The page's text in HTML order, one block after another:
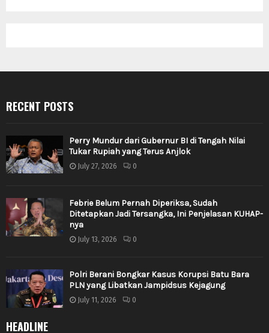
RECENT POSTS
Perry Mundur dari Gubernur BI di Tengah Nilai
Tukar Rupiah yang Terus Anjlok
July 27, 2026 0
Febrie Belum Pernah Diperiksa, Sudah
Ditetapkan Jadi Tersangka, Ini Penjelasan KUHAP-
nya
July 13, 2026 0
Polri Berani Bongkar Kasus Korupsi Batu Bara
PLN yang Libatkan Jampidsus Kejagung
July 11, 2026 0
HEADLINE